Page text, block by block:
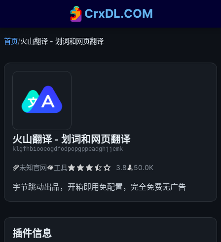
CrxDL.COM
首页/火山翻译 - 划词和网页翻译
火山翻译 - 划词和网页翻译
klgfhbiooeogdfodpopgppeadghjjemk
未知官网 工具 3.8 50.0K
字节跳动出品，开箱即用免配置，完全免费无广告
插件信息